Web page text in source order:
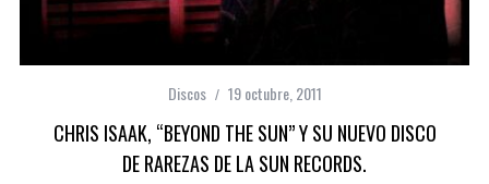
Discos 19 octubre, 2011
CHRIS ISAAK, “BEYOND THE SUN” Y SU NUEVO DISCO
DE RAREZAS DE LA SUN RECORDS.